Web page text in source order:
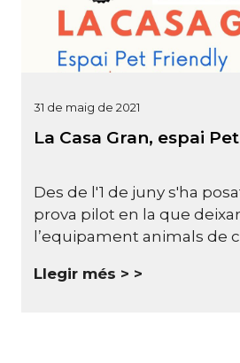
31 de maig de 2021
La Casa Gran, espai
Des de l'1 de juny s'ha
prova pilot en la que
l’equipament animals de
Llegir més >